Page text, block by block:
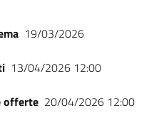
19/03/2026
13/04/2026 12:00
offerte 20/04/2026 12:00